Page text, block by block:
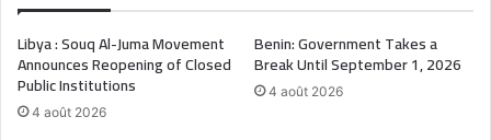
Libya : Souq Al-Juma Movement
Announces Reopening of Closed
Public Institutions
4 août 2026
Benin: Government Takes a
Break Until September 1, 2026
4 août 2026